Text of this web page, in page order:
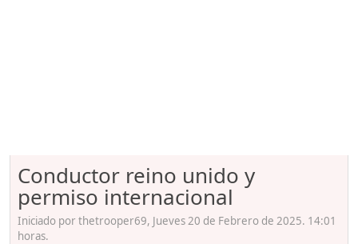
Conductor reino unido y
permiso internacional
Iniciado por thetrooper69, Jueves 20 de Febrero de 2025. 14:01
horas.